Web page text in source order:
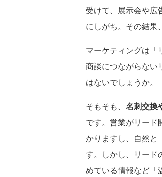
受けて、展示会や広
にしがち。その結果
マーケティングは「
商談につながらない
はないでしょうか。
そもそも、 名刺交換
です。営業がリード
かりますし、自然と
す。しかし、リード
めている情報など「